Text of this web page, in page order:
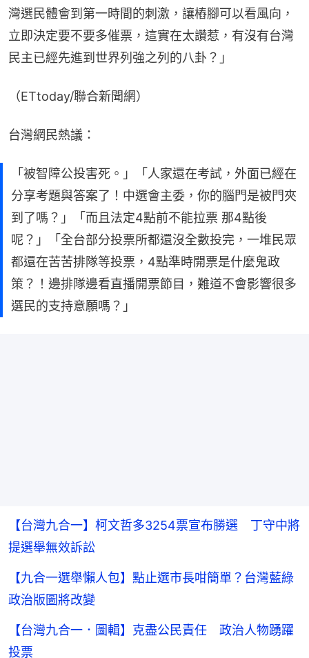
灣選民體會到第一時間的刺激，讓樁腳可以看風向，
立即決定要不要多催票，這實在太讚惹，有沒有台灣
民主已經先進到世界列強之列的八卦？」
（ETtoday/聯合新聞網）
台灣網民熱議：
「被智障公投害死。」「人家還在考試，外面已經在
分享考題與答案了！中選會主委，你的腦門是被門夾
到了嗎？」「而且法定4點前不能拉票 那4點後
呢？」「全台部分投票所都還沒全數投完，一堆民眾
都還在苦苦排隊等投票，4點準時開票是什麼鬼政
策？！邊排隊邊看直播開票節目，難道不會影響很多
選民的支持意願嗎？」
【台灣九合一】柯文哲多3254票宣布勝選 丁守中將
提選舉無效訴訟
【九合一選舉懶人包】點止選市長咁簡單？台灣藍綠
政治版圖將改變
【台灣九合一．圖輯】克盡公民責任 政治人物踴躍
投票